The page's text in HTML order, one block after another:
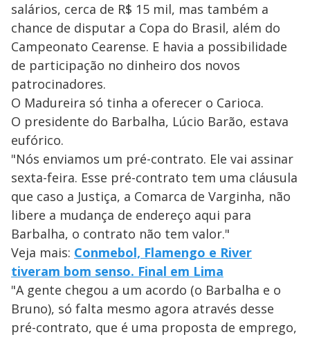
salários, cerca de R$ 15 mil, mas também a
chance de disputar a Copa do Brasil, além do
Campeonato Cearense. E havia a possibilidade
de participação no dinheiro dos novos
patrocinadores.
O Madureira só tinha a oferecer o Carioca.
O presidente do Barbalha, Lúcio Barão, estava
eufórico.
"Nós enviamos um pré-contrato. Ele vai assinar
sexta-feira. Esse pré-contrato tem uma cláusula
que caso a Justiça, a Comarca de Varginha, não
libere a mudança de endereço aqui para
Barbalha, o contrato não tem valor."
Veja mais: Conmebol, Flamengo e River
tiveram bom senso. Final em Lima
"A gente chegou a um acordo (o Barbalha e o
Bruno), só falta mesmo agora através desse
pré-contrato, que é uma proposta de emprego,